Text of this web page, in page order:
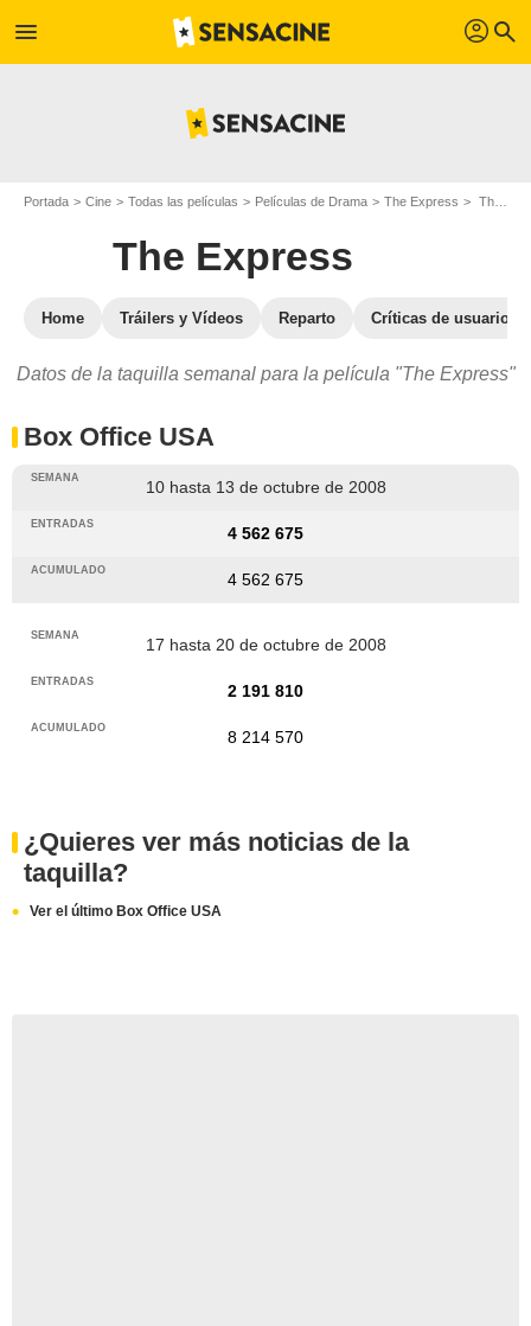
menu profil search
Portada Cine Todas las películas Películas de Drama The Express The Express : Taquilla
The Express
Home Tráilers y Vídeos Reparto Críticas de usuarios
Datos de la taquilla semanal para la película "The Express"
Box Office USA
10 hasta 13 de octubre de 2008
4 562 675
4 562 675
17 hasta 20 de octubre de 2008
2 191 810
8 214 570
¿Quieres ver más noticias de la
taquilla?
Ver el último Box Office USA